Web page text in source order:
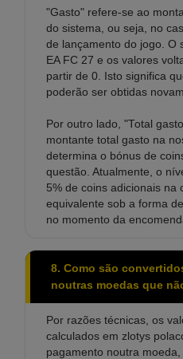
"Gasto" refere-se ao
do sistema, ou seja, no
de lançamento do jogo. O
EA FC 27 e os valores
partir de 0. Isto significa
poderão ser obtidas
Por outro lado, "Total
montante total gasto na
determina o bónus de
questão. Atualmente, o
5% de coins adicionais na
equivalente sob a forma
no momento da
8. Como são
noutras moedas que
Por razões técnicas, os
calculados em zlotys
pagamento noutra